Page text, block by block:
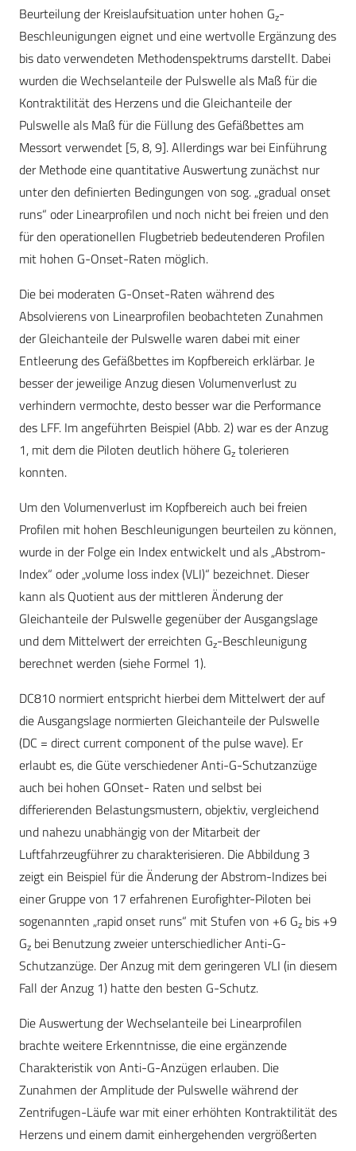
Beurteilung der Kreislaufsituation unter hohen Gz-
Beschleunigungen eignet und eine wertvolle Ergänzung des
bis dato verwendeten Methodenspektrums darstellt. Dabei
wurden die Wechselanteile der Pulswelle als Maß für die
Kontraktilität des Herzens und die Gleichanteile der
Pulswelle als Maß für die Füllung des Gefäßbettes am
Messort verwendet [5, 8, 9]. Allerdings war bei Einführung
der Methode eine quantitative Auswertung zunächst nur
unter den definierten Bedingungen von sog. „gradual onset
runs“ oder Linearprofilen und noch nicht bei freien und den
für den operationellen Flugbetrieb bedeutenderen Profilen
mit hohen G-Onset-Raten möglich.
Die bei moderaten G-Onset-Raten während des
Absolvierens von Linearprofilen beobachteten Zunahmen
der Gleichanteile der Pulswelle waren dabei mit einer
Entleerung des Gefäßbettes im Kopfbereich erklärbar. Je
besser der jeweilige Anzug diesen Volumenverlust zu
verhindern vermochte, desto besser war die Performance
des LFF. Im angeführten Beispiel (Abb. 2) war es der Anzug
1, mit dem die Piloten deutlich höhere Gz tolerieren
konnten.
Um den Volumenverlust im Kopfbereich auch bei freien
Profilen mit hohen Beschleunigungen beurteilen zu können,
wurde in der Folge ein Index entwickelt und als „Abstrom-
Index“ oder „volume loss index (VLI)“ bezeichnet. Dieser
kann als Quotient aus der mittleren Änderung der
Gleichanteile der Pulswelle gegenüber der Ausgangslage
und dem Mittelwert der erreichten Gz-Beschleunigung
berechnet werden (siehe Formel 1).
DC810 normiert entspricht hierbei dem Mittelwert der auf
die Ausgangslage normierten Gleichanteile der Pulswelle
(DC = direct current component of the pulse wave). Er
erlaubt es, die Güte verschiedener Anti-G-Schutzanzüge
auch bei hohen GOnset- Raten und selbst bei
differierenden Belastungsmustern, objektiv, vergleichend
und nahezu unabhängig von der Mitarbeit der
Luftfahrzeugführer zu charakterisieren. Die Abbildung 3
zeigt ein Beispiel für die Änderung der Abstrom-Indizes bei
einer Gruppe von 17 erfahrenen Eurofighter-Piloten bei
sogenannten „rapid onset runs“ mit Stufen von +6 Gz bis +9
Gz bei Benutzung zweier unterschiedlicher Anti-G-
Schutzanzüge. Der Anzug mit dem geringeren VLI (in diesem
Fall der Anzug 1) hatte den besten G-Schutz.
Die Auswertung der Wechselanteile bei Linearprofilen
brachte weitere Erkenntnisse, die eine ergänzende
Charakteristik von Anti-G-Anzügen erlauben. Die
Zunahmen der Amplitude der Pulswelle während der
Zentrifugen-Läufe war mit einer erhöhten Kontraktilität des
Herzens und einem damit einhergehenden vergrößerten